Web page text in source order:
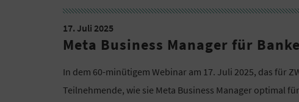
17. Juli 2025
Meta Business Manager für
In dem 60-minütigem Webinar am 17. Juli 2025, das für
Teilnehmende, wie sie Meta Business Manager optimal